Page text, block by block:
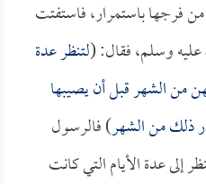
فرجها باستمرار، فاستفتت
عليه وسلم، فقال: (لتنظر عدة
من الشهر قبل أن يصيبها
ذلك من الشهر) فالرسول
إلى عدة الأيام التي كانت